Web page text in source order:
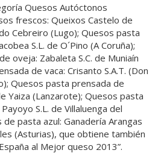
Quesos Autóctonos
frescos: Queixos Castelo de
Cebreiro (Lugo); Quesos pasta
S.L. de O´Pino (A Coruña);
oveja: Zabaleta S.C. de Muniaín
de vaca: Crisanto S.A.T. (Don
Quesos pasta prensada de
Yaiza (Lanzarote); Quesos pasta
S.L. de Villaluenga del
pasta azul: Ganadería Arangas
(Asturias), que obtiene también
al Mejor queso 2013”.